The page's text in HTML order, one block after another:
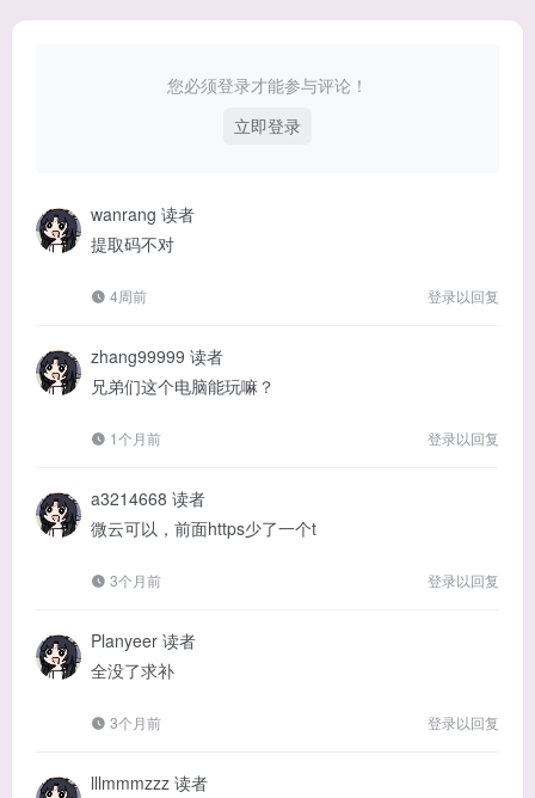
您必须登录才能参与评论！
立即登录
wanrang 读者
提取码不对
4周前 登录以回复
zhang99999 读者
兄弟们这个电脑能玩嘛？
1个月前 登录以回复
a3214668 读者
微云可以，前面https少了一个t
3个月前 登录以回复
Planyeer 读者
全没了求补
3个月前 登录以回复
lllmmmzzz 读者